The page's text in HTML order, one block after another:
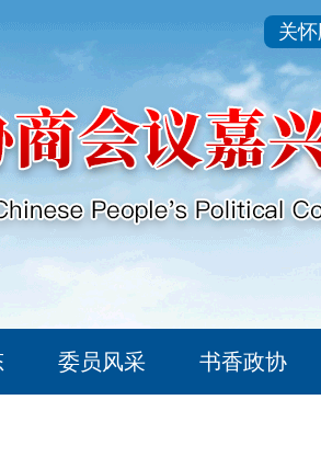
关怀
委员风采 书香政协